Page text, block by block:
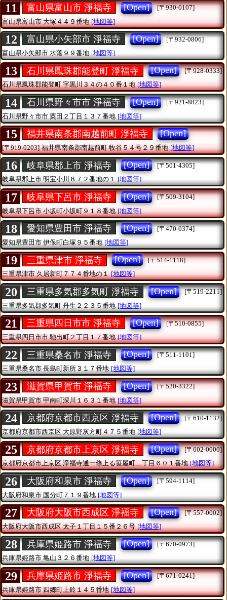
11 富山県富山市 淨福寺 [Open]
[〒930-0107]
富山県富山市大塚４４９番地 [地図等]
12 富山県小矢部市 淨福寺 [Open]
[〒932-0806]
富山県小矢部市 水落９９番地 [地図等]
13 石川県鳳珠郡能登町 淨福寺 [Open]
[〒928-0333]
石川県鳳珠郡能登町字黒川３４の４０番１地 [地図等]
14 石川県野々市市 淨福寺 [Open]
[〒921-8823]
石川県野々市市 粟田２丁目１３７番地 [地図等]
15 福井県南条郡南越前町 淨福寺 [Open]
[〒919-0203] 福井県南条郡南越前町牧谷５４号２９番地 [地図等]
16 岐阜県郡上市 淨福寺 [Open]
[〒501-4305]
岐阜県郡上市明宝小川８７２番地の１ [地図等]
17 岐阜県下呂市 淨福寺 [Open]
[〒509-3104]
岐阜県下呂市小坂町小坂町９１８番地 [地図等]
18 愛知県豊田市 淨福寺 [Open]
[〒470-0374]
愛知県豊田市 伊保町白塚９５番地 [地図等]
19 三重県津市 淨福寺 [Open]
[〒514-1118]
三重県津市久居新町７７４番地の１ [地図等]
20 三重県多気郡多気町 淨福寺 [Open]
[〒519-2211]
三重県多気郡多気町 丹生２２３５番地 [地図等]
21 三重県四日市市 淨福寺 [Open]
[〒510-0855]
三重県四日市市馳出町２丁目１７番地 [地図等]
22 三重県桑名市 淨福寺 [Open]
[〒511-1101]
三重県桑名市長島町新所３１７番地 [地図等]
23 滋賀県甲賀市 淨福寺 [Open]
[〒520-3322]
滋賀県甲賀市甲南町深川１６３１番地 [地図等]
24 京都府京都市西京区 淨福寺 [Open]
[〒610-1132]
京都府京都市西京区 大原野灰方町４７５番地 [地図等]
25 京都府京都市上京区 淨福寺 [Open]
[〒602-0000]
京都府京都市上京区淨福寺通一條上る笹屋町二丁目６０１番地 [地図等]
26 大阪府和泉市 淨福寺 [Open]
[〒594-1114]
大阪府和泉市 国分町７１９番地 [地図等]
27 大阪府大阪市西成区 淨福寺 [Open]
[〒557-0002]
大阪府大阪市西成区太子１丁目１５番２６号 [地図等]
28 兵庫県姫路市 淨福寺 [Open]
[〒670-0973]
兵庫県姫路市亀山３２６番地 [地図等]
29 兵庫県姫路市 淨福寺 [Open]
[〒671-0241]
兵庫県姫路市四郷町上鈴１４５番地 [地図等]